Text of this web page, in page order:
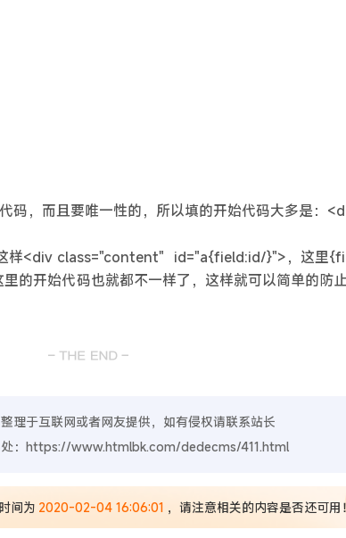
码，而且要唯一性的，所以填的开始代码大多是：
样<div class="content" id="a{field:id/}">，这里
的开始代码也就都不一样了，这样就可以简单的防
理于互联网或者网友提供，如有侵权请联系站长
： https://www.htmlbk.com/dedecms/411.html
间为 2020-02-04 16:06:01 ，请注意相关的内容是否还可用